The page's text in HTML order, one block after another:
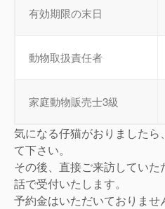
有効期限の末日
動物取扱責任者
家庭動物販売士3級
気になる仔猫がおりました
て下さい。
その後、直接ご来訪してい
話で受付いたします。
予約金はいただいておりませ